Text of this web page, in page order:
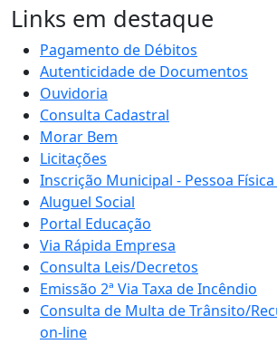
Links em destaque
Pagamento de Débitos
Autenticidade de Documentos
Ouvidoria
Consulta Cadastral
Morar Bem
Licitações
Inscrição Municipal - Pessoa Física
Aluguel Social
Portal Educação
Via Rápida Empresa
Consulta Leis/Decretos
Emissão 2ª Via Taxa de Incêndio
Consulta de Multa de Trânsito/
on-line